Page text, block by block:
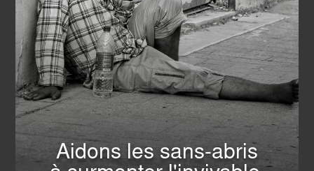
NOTRE PAGE
INSTAGRAM
Aidons les sans-abris